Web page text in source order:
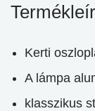
Kerti
A lámpa
klasszikus